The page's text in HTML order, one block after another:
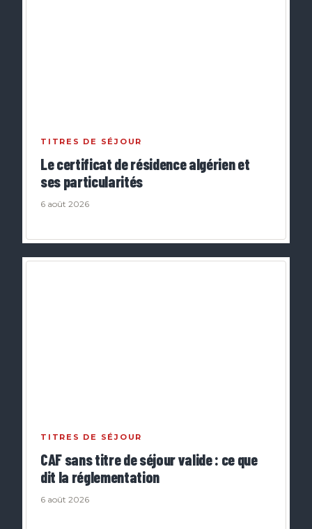
TITRES DE SÉJOUR
Le certificat de résidence algérien et
ses particularités
6 août 2026
TITRES DE SÉJOUR
CAF sans titre de séjour valide : ce que
dit la réglementation
6 août 2026